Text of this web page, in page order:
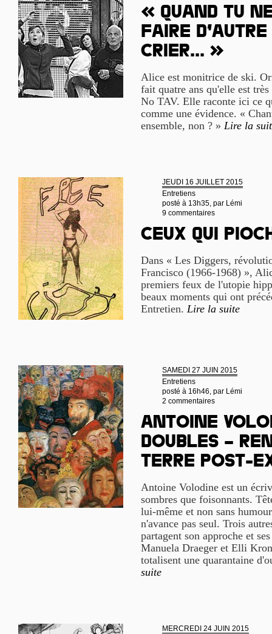
« Quand tu
faire
crier... »
Alice est monitrice de ski.
fait quatre ans qu'elle est
No TAV. Elle raconte ici ce
comme une évidence. «
ensemble, non ? » Lire la
JEUDI 16 JUILLET 2015
Entretiens
posté à 13h35, par Lémi
9 commentaires
Ceux qui
Dans « Les Diggers,
Francisco (1966-1968) »,
premiers feux de l'utopie
beaux moments qui ont
Entretien. Lire la suite
SAMEDI 27 JUIN 2015
Entretiens
posté à 16h46, par Lémi
2 commentaires
Antoine
doubles –
terre post-
Antoine Volodine est un
sombres que foisonnants.
lui-même et non sans
n'avance pas seul. Trois
partagent son approche et
Manuela Draeger et Elli
totalisent une quarantaine
suite
MERCREDI 24 JUIN 2015